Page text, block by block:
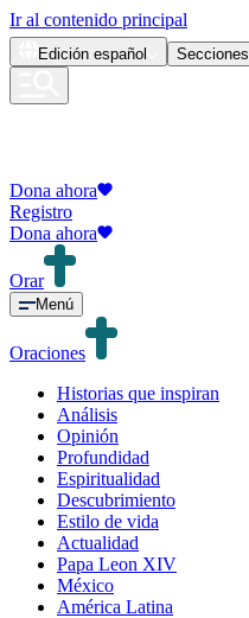
Ir al contenido principal
Edición español Secciones
Dona ahora
Registro
Dona ahora
Orar
Menú
Oraciones
Historias que inspiran
Análisis
Opinión
Profundidad
Espiritualidad
Descubrimiento
Estilo de vida
Actualidad
Papa Leon XIV
México
América Latina